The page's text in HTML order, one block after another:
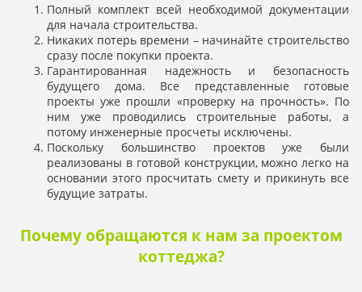
Полный комплект всей необходимой документации
для начала строительства.
Никаких потерь времени – начинайте строительство
сразу после покупки проекта.
Гарантированная надежность и безопасность
будущего дома. Все представленные готовые
проекты уже прошли «проверку на прочность». По
ним уже проводились строительные работы, а
потому инженерные просчеты исключены.
Поскольку большинство проектов уже были
реализованы в готовой конструкции, можно легко на
основании этого просчитать смету и прикинуть все
будущие затраты.
Почему обращаются к нам за проектом
коттеджа?